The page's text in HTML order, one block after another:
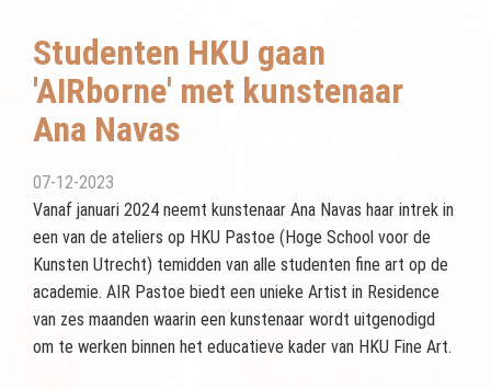
Studenten HKU gaan
'AIRborne' met kunstenaar
Ana Navas
07-12-2023
Vanaf januari 2024 neemt kunstenaar Ana Navas haar intrek in
een van de ateliers op HKU Pastoe (Hoge School voor de
Kunsten Utrecht) temidden van alle studenten fine art op de
academie. AIR Pastoe biedt een unieke Artist in Residence
van zes maanden waarin een kunstenaar wordt uitgenodigd
om te werken binnen het educatieve kader van HKU Fine Art.